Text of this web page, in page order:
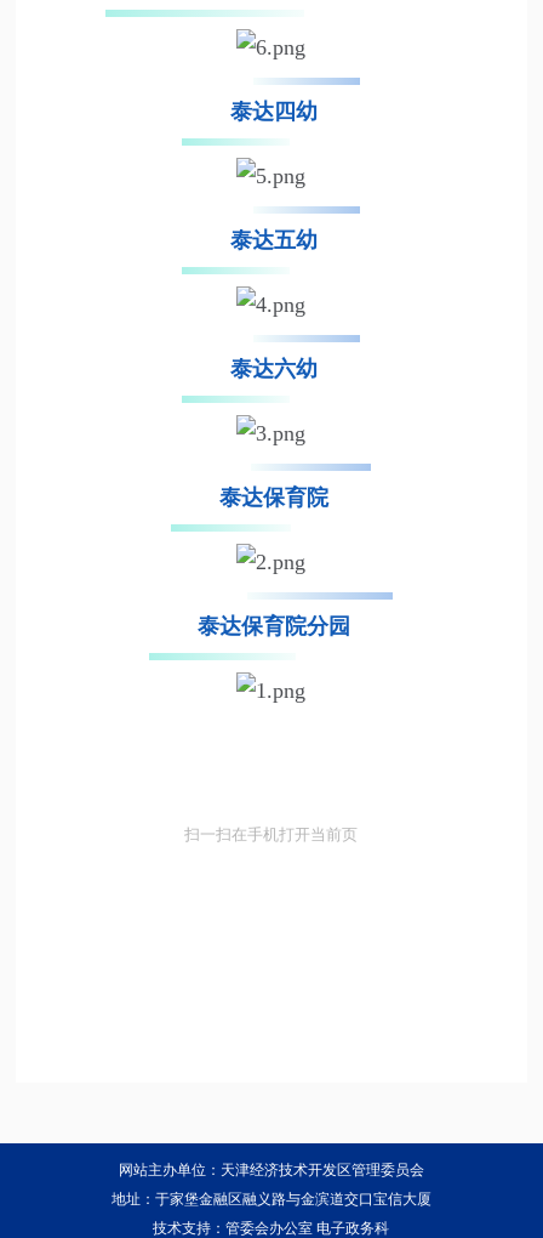
泰达四幼
泰达五幼
泰达六幼
泰达保育院
泰达保育院分园
扫一扫在手机打开当前页
网站主办单位：天津经济技术开发区管理委员会
地址：于家堡金融区融义路与金滨道交口宝信大厦
技术支持：管委会办公室 电子政务科